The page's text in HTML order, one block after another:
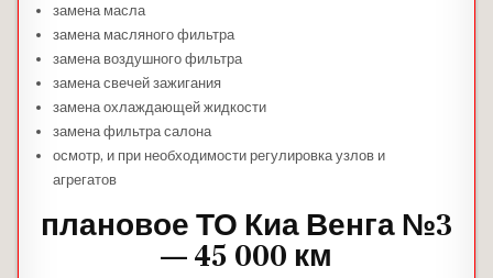
замена масла
замена масляного фильтра
замена воздушного фильтра
замена свечей зажигания
замена охлаждающей жидкости
замена фильтра салона
осмотр, и при необходимости регулировка узлов и
агрегатов
плановое ТО Киа Венга №3
— 45 000 км